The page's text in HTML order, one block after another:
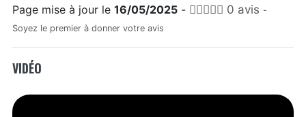
Page mise à jour le 16/05/2025- 0 avis -
Soyez le premier à donner votre avis
VIDÉO